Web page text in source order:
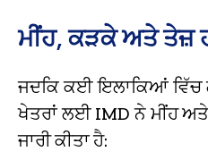
ਮੀਂਹ, ਕੜਕੇ ਅਤੇ ਤੇਜ਼
ਜਦਕਿ ਕਈ ਇਲਾਕਿਆਂ ਵਿੱਚ
ਖੇਤਰਾਂ ਲਈ IMD ਨੇ ਮੀਂਹ ਅਤੇ
ਜਾਰੀ ਕੀਤਾ ਹੈ: